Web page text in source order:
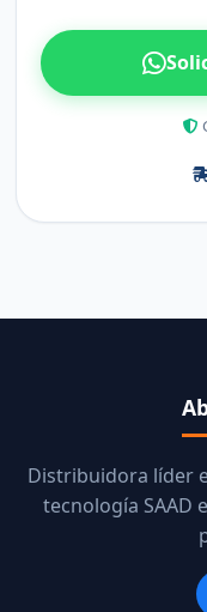
Distribuidora líder
tecnología SAAD